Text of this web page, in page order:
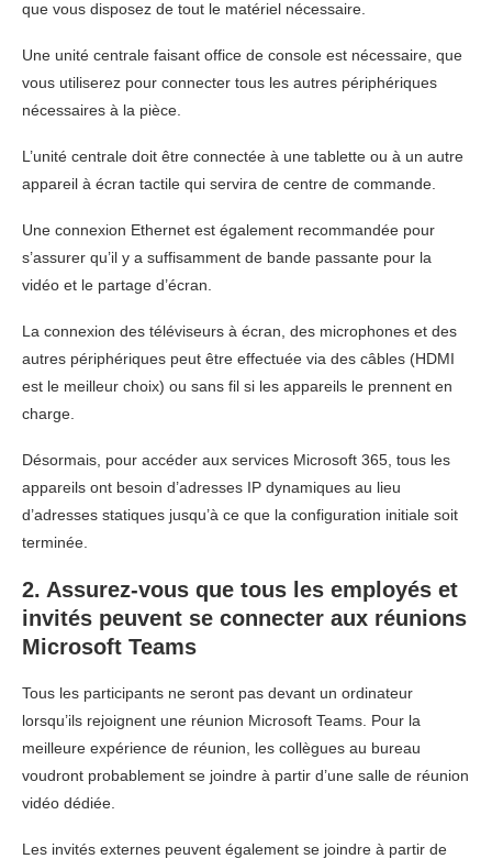
que vous disposez de tout le matériel nécessaire.
Une unité centrale faisant office de console est nécessaire, que
vous utiliserez pour connecter tous les autres périphériques
nécessaires à la pièce.
L’unité centrale doit être connectée à une tablette ou à un autre
appareil à écran tactile qui servira de centre de commande.
Une connexion Ethernet est également recommandée pour
s’assurer qu’il y a suffisamment de bande passante pour la
vidéo et le partage d’écran.
La connexion des téléviseurs à écran, des microphones et des
autres périphériques peut être effectuée via des câbles (HDMI
est le meilleur choix) ou sans fil si les appareils le prennent en
charge.
Désormais, pour accéder aux services Microsoft 365, tous les
appareils ont besoin d’adresses IP dynamiques au lieu
d’adresses statiques jusqu’à ce que la configuration initiale soit
terminée.
2. Assurez-vous que tous les employés et
invités peuvent se connecter aux réunions
Microsoft Teams
Tous les participants ne seront pas devant un ordinateur
lorsqu’ils rejoignent une réunion Microsoft Teams. Pour la
meilleure expérience de réunion, les collègues au bureau
voudront probablement se joindre à partir d’une salle de réunion
vidéo dédiée.
Les invités externes peuvent également se joindre à partir de